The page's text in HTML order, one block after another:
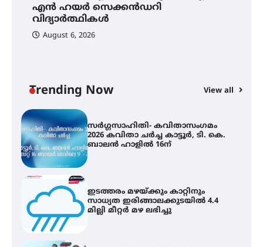
എൻ ഹയർ സെക്കൻഡറി
വിദ്യാർത്ഥികൾ
August 6, 2026
Trending Now View all
പരിചയപ്പെടാം
സർഗ്ഗസാഹിതി- കവിതാസംഗമം
2026 കവിതാ ചർച്ച കാട്ടൂർ, ടി. കെ.
ബാലൻ ഹാളിൽ 16ന്
ഇടത്തരം മഴയ്ക്കും കാറ്റിനും
സാധ്യത ഇരിങ്ങാലക്കുടയിൽ 4.4
മില്ലി മീറ്റർ മഴ ലഭിച്ചു